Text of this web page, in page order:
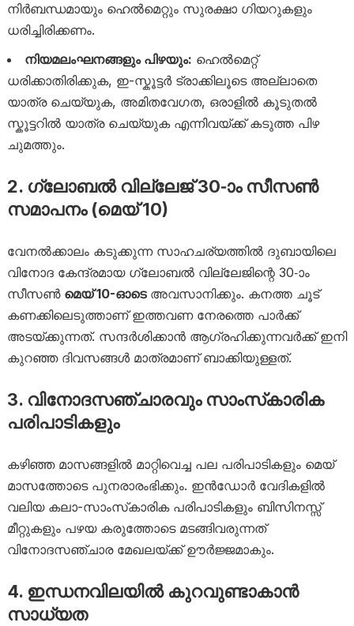
നിർബന്ധമായും ഹെൽമെറ്റും സുരക്ഷാ ഗിയറുകളും
ധരിച്ചിരിക്കണം.
നിയമലംഘനങ്ങളും പിഴയും: ഹെൽമെറ്റ്
ധരിക്കാതിരിക്കുക, ഇ-സ്കൂട്ടർ ട്രാക്കിലൂടെ അല്ലാതെ
യാത്ര ചെയ്യുക, അമിതവേഗത, ഒരാളിൽ കൂടുതൽ
സ്കൂട്ടറിൽ യാത്ര ചെയ്യുക എന്നിവയ്ക്ക് കടുത്ത പിഴ
ചുമത്തും.
2. ഗ്ലോബൽ വില്ലേജ് 30-ാം സീസൺ
സമാപനം (മെയ് 10)
വേനൽക്കാലം കടുക്കുന്ന സാഹചര്യത്തിൽ ദുബായിലെ
വിനോദ കേന്ദ്രമായ ഗ്ലോബൽ വില്ലേജിന്റെ 30-ാം
സീസൺ മെയ് 10-ഓടെഅവസാനിക്കും. കനത്ത ചൂട്
കണക്കിലെടുത്താണ് ഇത്തവണ നേരത്തെ പാർക്ക്
അടയ്ക്കുന്നത്. സന്ദർശിക്കാൻ ആഗ്രഹിക്കുന്നവർക്ക് ഇനി
കുറഞ്ഞ ദിവസങ്ങൾ മാത്രമാണ് ബാക്കിയുള്ളത്.
3. വിനോദസഞ്ചാരവും സാംസ്‌കാരിക
പരിപാടികളും
കഴിഞ്ഞ മാസങ്ങളിൽ മാറ്റിവെച്ച പല പരിപാടികളും മെയ്
മാസത്തോടെ പുനരാരംഭിക്കും. ഇൻഡോർ വേദികളിൽ
വലിയ കലാ-സാംസ്‌കാരിക പരിപാടികളും ബിസിനസ്സ്
മീറ്റുകളും പഴയ കരുത്തോടെ മടങ്ങിവരുന്നത്
വിനോദസഞ്ചാര മേഖലയ്ക്ക് ഊർജ്ജമാകും.
4. ഇന്ധനവിലയിൽ കുറവുണ്ടാകാൻ
സാധ്യത